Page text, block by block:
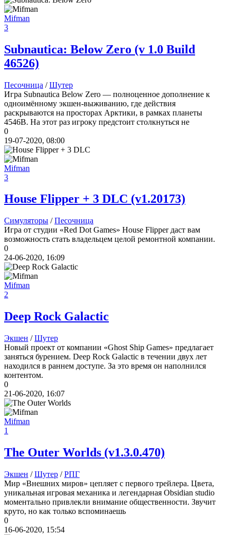
Mifman
3
Subnautica: Below Zero (v 1.0 Build
46526)
Песочница /Шутер
Игра Subnautica Below Zero — полноценное дополнение к
одноимённому экшен-выживанию, где действия
раскрываются на просторах Арктики, в рамках планеты
4546B. На этот раз игроку предстоит столкнуться не
0
19-07-2020, 08:00
Mifman
3
House Flipper + 3 DLC (v1.20173)
Симуляторы /Песочница
Игра от студии «Red Dot Games» House Flipper даст вам
возможность стать владельцем целой ремонтной компании.
0
24-06-2020, 16:09
Mifman
2
Deep Rock Galactic
Экшен /Шутер
Новый проект от компании «Ghost Ship Games» предлагает
заняться бурением. Deep Rock Galactic в течении двух лет
находился в раннем доступе. За это время он наполнился
контентом.
0
21-06-2020, 16:07
Mifman
1
The Outer Worlds (v1.3.0.470)
Экшен /Шутер /РПГ
Мир «Внешних миров» цепляет с первого трейлера. Цвета,
уникальная игровая механика и легендарная Obsidian studio
моментально привлекли внимание общественности. Звучит
круто, но как только вспоминаешь
0
16-06-2020, 15:54